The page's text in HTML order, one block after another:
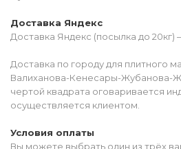
Доставка Яндекс
Доставка Яндекс (посылка до 20кг)
Доставка по городу для плитного
Валиханова-Кенесары-Жубанова-
чертой квадрата оговаривается
осуществляется клиентом.
Условия оплаты
Вы можете выбрать один из трёх